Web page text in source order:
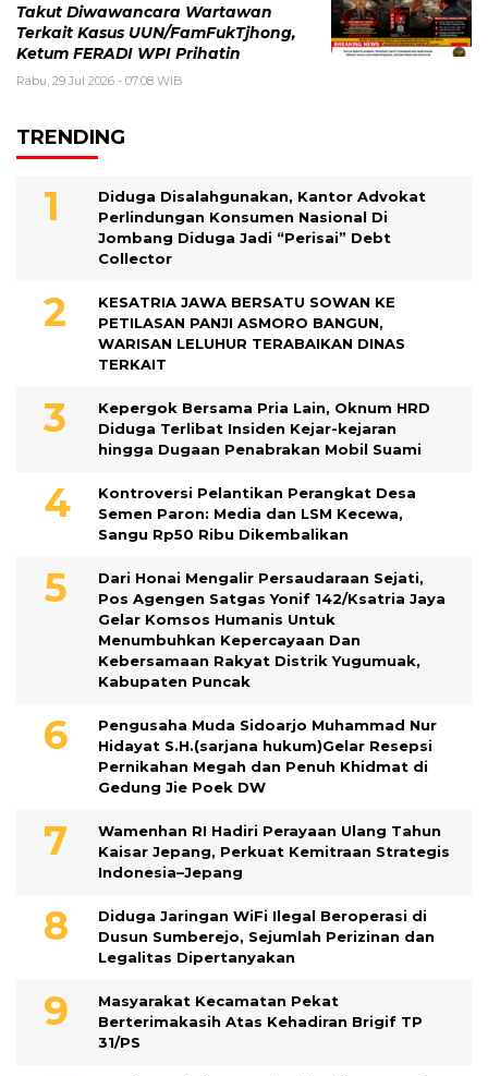
Takut Diwawancara Wartawan
Terkait Kasus UUN/FamFukTjhong,
Ketum FERADI WPI Prihatin
Rabu, 29 Jul 2026 - 07:08 WIB
TRENDING
Diduga Disalahgunakan, Kantor Advokat
Perlindungan Konsumen Nasional Di
Jombang Diduga Jadi “Perisai” Debt
Collector
KESATRIA JAWA BERSATU SOWAN KE
PETILASAN PANJI ASMORO BANGUN,
WARISAN LELUHUR TERABAIKAN DINAS
TERKAIT
Kepergok Bersama Pria Lain, Oknum HRD
Diduga Terlibat Insiden Kejar-kejaran
hingga Dugaan Penabrakan Mobil Suami
Kontroversi Pelantikan Perangkat Desa
Semen Paron: Media dan LSM Kecewa,
Sangu Rp50 Ribu Dikembalikan
Dari Honai Mengalir Persaudaraan Sejati,
Pos Agengen Satgas Yonif 142/Ksatria Jaya
Gelar Komsos Humanis Untuk
Menumbuhkan Kepercayaan Dan
Kebersamaan Rakyat Distrik Yugumuak,
Kabupaten Puncak
Pengusaha Muda Sidoarjo Muhammad Nur
Hidayat S.H.(sarjana hukum)Gelar Resepsi
Pernikahan Megah dan Penuh Khidmat di
Gedung Jie Poek DW
Wamenhan RI Hadiri Perayaan Ulang Tahun
Kaisar Jepang, Perkuat Kemitraan Strategis
Indonesia–Jepang
Diduga Jaringan WiFi Ilegal Beroperasi di
Dusun Sumberejo, Sejumlah Perizinan dan
Legalitas Dipertanyakan
Masyarakat Kecamatan Pekat
Berterimakasih Atas Kehadiran Brigif TP
31/PS